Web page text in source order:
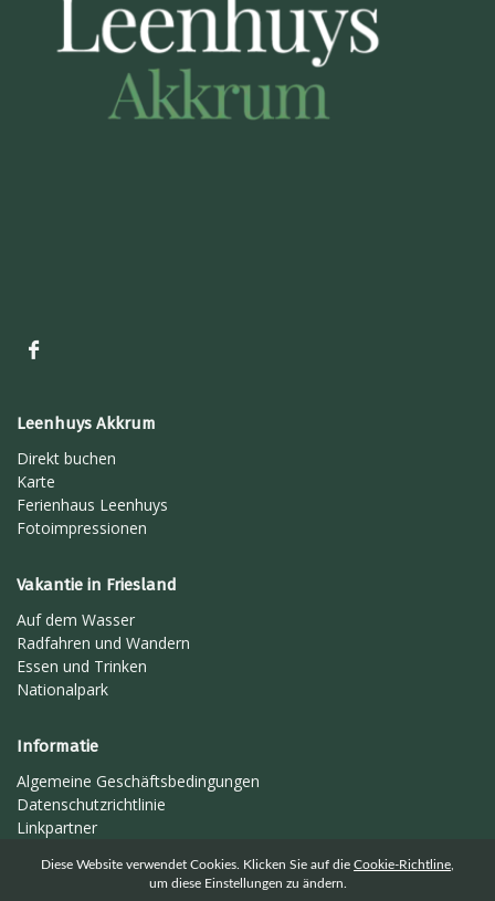
Diese Website verwendet Cookies. Klicken Sie auf die Cookie-Richtline
um diese Einstellungen zu ändern.
Leenhuys Akkrum
Direkt buchen
Karte
Ferienhaus Leenhuys
Fotoimpressionen
Vakantie in Friesland
Auf dem Wasser
Radfahren und Wandern
Essen und Trinken
Nationalpark
Informatie
Algemeine Geschäftsbedingungen
Datenschutzrichtlinie
Linkpartner